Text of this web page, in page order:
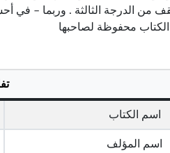
من الدرجة الثالثة . وربما – في
محفوظة لصاحبها
اسم الكتاب
اسم المؤلف